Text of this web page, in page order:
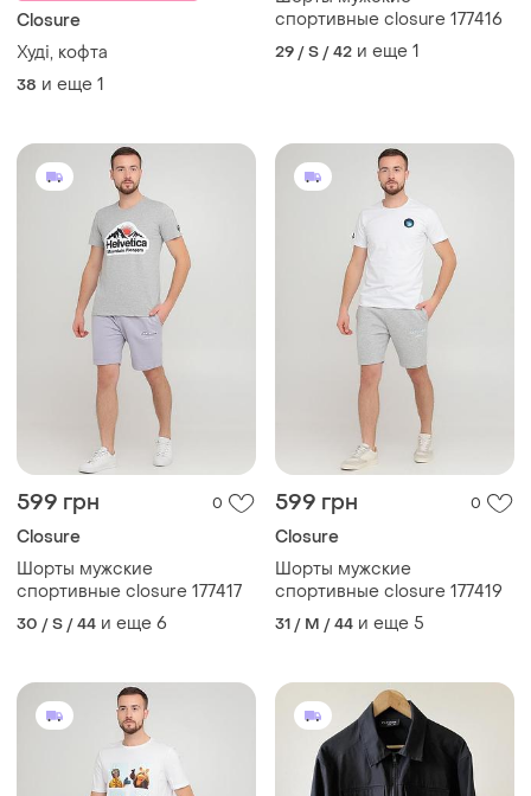
Closure
Худі, кофта
38 и еще 1
спортивные closure 177416
29 / S / 42 и еще 1
599 грн 0
Closure
Шорты мужские
спортивные closure 177417
30 / S / 44 и еще 6
599 грн 0
Closure
Шорты мужские
спортивные closure 177419
31 / M / 44 и еще 5